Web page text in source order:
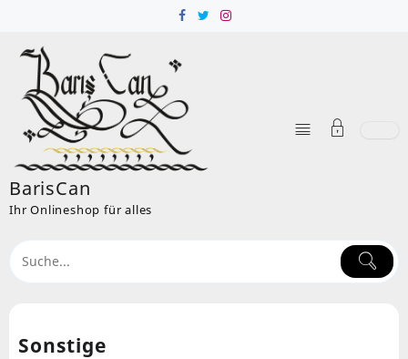
content
BarisCan
Ihr Onlineshop für alles
Sonstige